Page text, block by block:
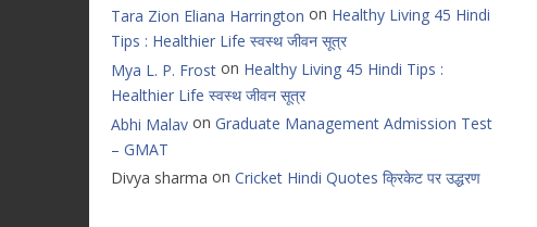
Tara Zion Eliana Harrington on Healthy Living 45 Hindi
Tips : Healthier Life स्वस्थ जीवन सूत्र
Mya L. P. Frost on Healthy Living 45 Hindi Tips :
Healthier Life स्वस्थ जीवन सूत्र
Abhi Malav on Graduate Management Admission Test
– GMAT
Divya sharma on Cricket Hindi Quotes क्रिकेट पर उद्धरण